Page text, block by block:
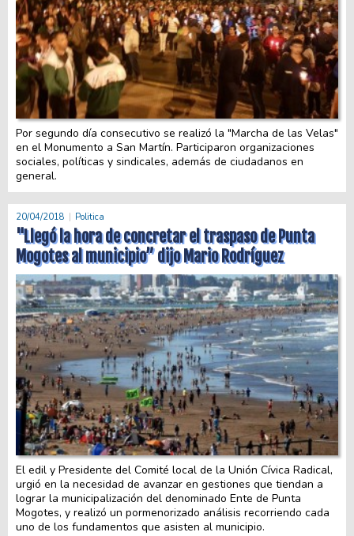
Por segundo día consecutivo se realizó la "Marcha de las Velas"
en el Monumento a San Martín. Participaron organizaciones
sociales, políticas y sindicales, además de ciudadanos en
general.
20/04/2018 Politica
"Llegó la hora de concretar el traspaso de Punta
Mogotes al municipio” dijo Mario Rodríguez
El edil y Presidente del Comité local de la Unión Cívica Radical,
urgió en la necesidad de avanzar en gestiones que tiendan a
lograr la municipalización del denominado Ente de Punta
Mogotes, y realizó un pormenorizado análisis recorriendo cada
uno de los fundamentos que asisten al municipio.